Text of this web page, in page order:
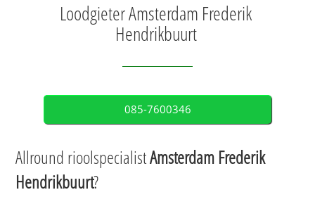
Loodgieter Amsterdam Frederik
Hendrikbuurt
085-7600346
Allround rioolspecialistAmsterdam Frederik
Hendrikbuurt?